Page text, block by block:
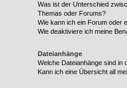
Was ist der Unterschied
Themas oder Forums?
Wie kann ich ein Forum oder
Wie deaktiviere ich meine
Dateianhänge
Welche Dateianhänge sind in
Kann ich eine Übersicht all